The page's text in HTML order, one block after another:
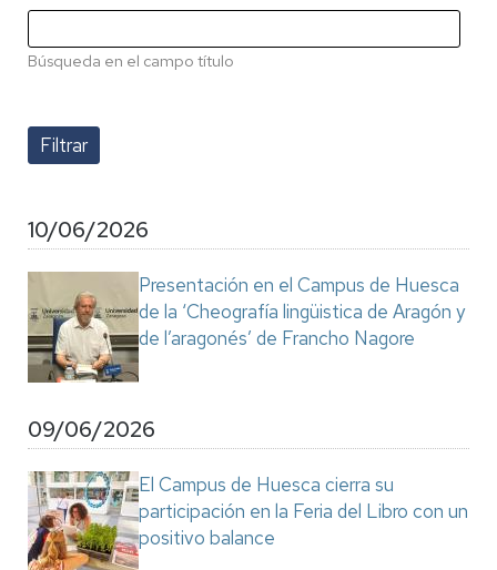
Búsqueda en el campo título
10/06/2026
Presentación en el Campus de Huesca
de la ‘Cheografía lingüistica de Aragón y
de l’aragonés’ de Francho Nagore
09/06/2026
El Campus de Huesca cierra su
participación en la Feria del Libro con un
positivo balance